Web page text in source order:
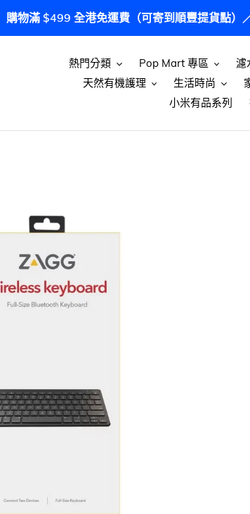
購物滿 $499 全港免運費（可寄到順豐提貨點）
熱門分類 Pop Mart 專區 濾
天然有機護理
生活時尚
小米有品系列